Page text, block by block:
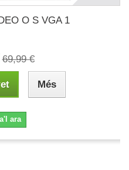
O S VGA 1
69,99 €
Més
ara